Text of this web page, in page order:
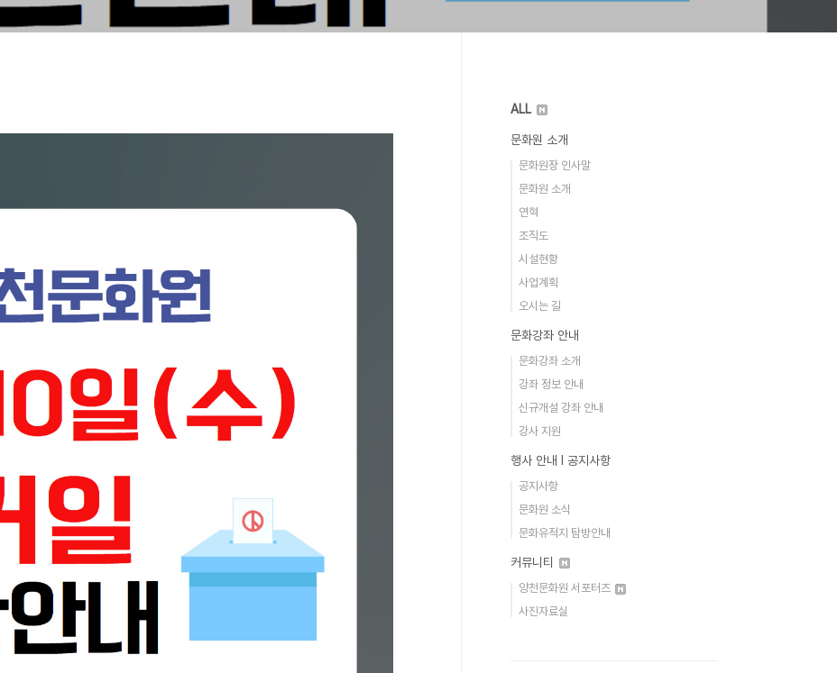
ALL
문화원 소개
문화원장 인사말
문화원 소개
연혁
조직도
시설현황
사업계획
오시는 길
문화강좌 안내
문화강좌 소개
강좌 정보 안내
신규개설 강좌 안내
강사 지원
행사 안내 Ι 공지사항
공지사항
문화원 소식
문화유적지 탐방안내
커뮤니티
양천문화원 서포터즈
사진자료실